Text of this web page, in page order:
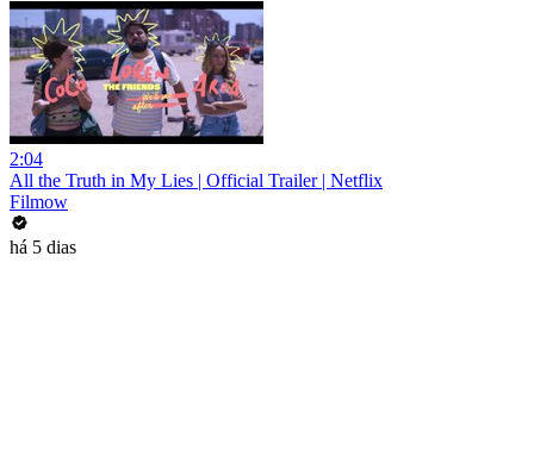
2:04
All the Truth in My Lies | Official Trailer | Netflix
Filmow
há 5 dias